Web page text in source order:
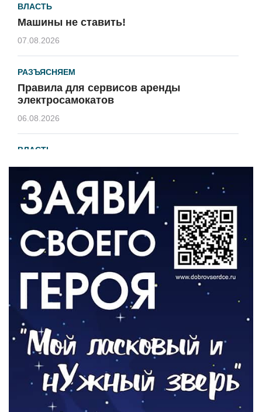
ВЛАСТЬ
Машины не ставить!
07.08.2026
РАЗЪЯСНЯЕМ
Правила для сервисов аренды
электросамокатов
06.08.2026
ВЛАСТЬ
В 2026 году установят 16 станций
водоподготовки в посёлках области
06.08.2026
ВЛАСТЬ
Новый учебный год и готовность к
отопительному сезону
06.08.2026
РАЗЪЯСНЯЕМ
Где хранить велосипед?
06.08.2026